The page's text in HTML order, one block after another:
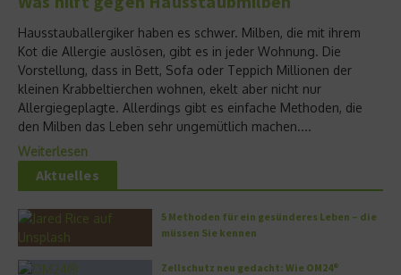
Hausstauballergiker haben es schwer. Milben, die mit ihrem
Kot die Allergie auslösen, gibt es in jeder Wohnung. Die
Vorstellung, dass in Bett, Sofa oder Teppich Millionen der
kleinen Krabbeltierchen wohnen, ekelt aber nicht nur
Allergiegeplagte. Allerdings gibt es einfache Methoden, die
den Milben das Leben sehr ungemütlich machen....
Weiterlesen
Aktuelles
5 Methoden für ein gesünderes Leben – die
müssen Sie kennen
Zellschutz neu gedacht: Wie OM24®